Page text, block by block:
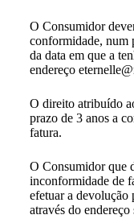
O Consumidor
conformidade, num
da data em que a
endereço
O direito atribuído
prazo de 3 anos a
fatura.
O Consumidor que
inconformidade de
efetuar a
através do